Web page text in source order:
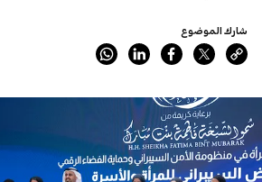
شارك الموضوع